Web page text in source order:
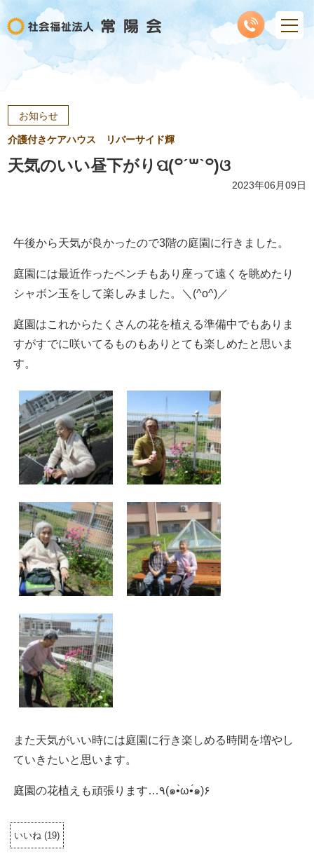
お知らせ
介護付きケアハウス リバーサイド輝
天気のいい昼下がりପ(꒪ˊ꒳ˋ꒪)ଓ
2023年06月09日
午後から天気が良かったので3階の庭園に行きました。
庭園には最近作ったベンチもあり座って遠くを眺めたり
シャボン玉をして楽しみました。＼(^o^)／
庭園はこれからたくさんの花を植える準備中でもありま
すがすでに咲いてるものもありとても楽しめたと思いま
す。
また天気がいい時には庭園に行き楽しめる時間を増やし
ていきたいと思います。
庭園の花植えも頑張ります…٩(๑•̀ω•́๑)۶
いいね (19)